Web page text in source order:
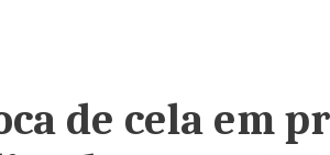
de cela em